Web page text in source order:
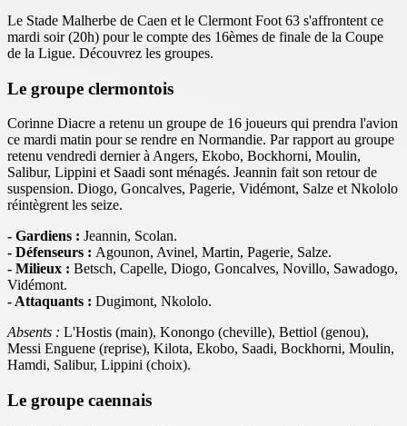
Le Stade Malherbe de Caen et le Clermont Foot 63 s'affrontent ce
mardi soir (20h) pour le compte des 16èmes de finale de la Coupe
de la Ligue. Découvrez les groupes.
Le groupe clermontois
Corinne Diacre a retenu un groupe de 16 joueurs qui prendra l'avion
ce mardi matin pour se rendre en Normandie. Par rapport au groupe
retenu vendredi dernier à Angers, Ekobo, Bockhorni, Moulin,
Salibur, Lippini et Saadi sont ménagés. Jeannin fait son retour de
suspension. Diogo, Goncalves, Pagerie, Vidémont, Salze et Nkololo
réintègrent les seize.
- Gardiens : Jeannin, Scolan.
- Défenseurs : Agounon, Avinel, Martin, Pagerie, Salze.
- Milieux : Betsch, Capelle, Diogo, Goncalves, Novillo, Sawadogo,
Vidémont.
- Attaquants : Dugimont, Nkololo.
Absents : L'Hostis (main), Konongo (cheville), Bettiol (genou),
Messi Enguene (reprise), Kilota, Ekobo, Saadi, Bockhorni, Moulin,
Hamdi, Salibur, Lippini (choix).
Le groupe caennais